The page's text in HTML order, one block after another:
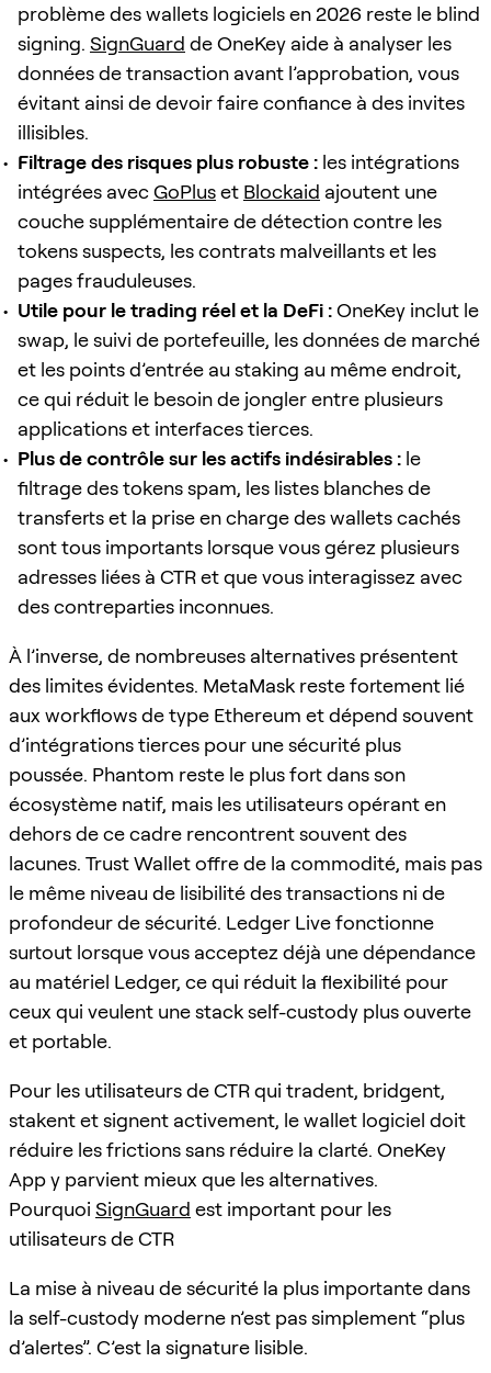
problème des wallets logiciels en 2026 reste le blind
signing. SignGuard de OneKey aide à analyser les
données de transaction avant l’approbation, vous
évitant ainsi de devoir faire confiance à des invites
illisibles.
Filtrage des risques plus robuste : les intégrations
intégrées avecGoPluset Blockaid ajoutent une
couche supplémentaire de détection contre les
tokens suspects, les contrats malveillants et les
pages frauduleuses.
Utile pour le trading réel et la DeFi :OneKey inclut le
swap, le suivi de portefeuille, les données de marché
et les points d’entrée au staking au même endroit,
ce qui réduit le besoin de jongler entre plusieurs
applications et interfaces tierces.
Plus de contrôle sur les actifs indésirables : le
filtrage des tokens spam, les listes blanches de
transferts et la prise en charge des wallets cachés
sont tous importants lorsque vous gérez plusieurs
adresses liées à CTR et que vous interagissez avec
des contreparties inconnues.
À l’inverse, de nombreuses alternatives présentent
des limites évidentes. MetaMask reste fortement lié
aux workflows de type Ethereum et dépend souvent
d’intégrations tierces pour une sécurité plus
poussée. Phantom reste le plus fort dans son
écosystème natif, mais les utilisateurs opérant en
dehors de ce cadre rencontrent souvent des
lacunes. Trust Wallet offre de la commodité, mais pas
le même niveau de lisibilité des transactions ni de
profondeur de sécurité. Ledger Live fonctionne
surtout lorsque vous acceptez déjà une dépendance
au matériel Ledger, ce qui réduit la flexibilité pour
ceux qui veulent une stack self-custody plus ouverte
et portable.
Pour les utilisateurs de CTR qui tradent, bridgent,
stakent et signent activement, le wallet logiciel doit
réduire les frictions sans réduire la clarté. OneKey
App y parvient mieux que les alternatives.
Pourquoi SignGuard est important pour les
utilisateurs de CTR
La mise à niveau de sécurité la plus importante dans
la self-custody moderne n’est pas simplement “plus
d’alertes”. C’est la signature lisible.